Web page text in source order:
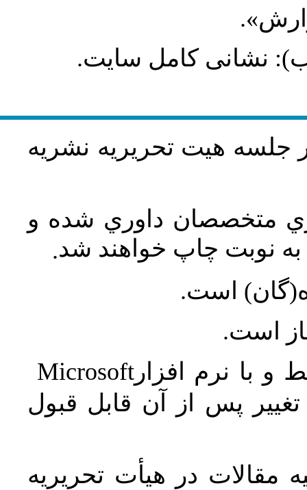
نشانی کامل سایت.
جلسه هيت تحريريه نشريه
متخصصان داوري شده و
نوبت چاپ خواهند شد.
است.
است.
و با نرم افزارMicrosoft
پس از آن قابل قبول
مقالات در هیأت تحریریه